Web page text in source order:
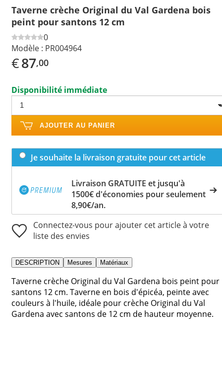
Taverne crèche Original du Val Gardena bois
peint pour santons 12 cm
0
Modèle : PR004964
€87,00
Disponibilité immédiate
AJOUTER AU PANIER
Je souhaite la livraison gratuite pour cet article
Livraison GRATUITE et jusqu'à
1500€ d'économies pour seulement
8,90€/an.
Connectez-vous pour ajouter cet article à votre
liste des envies
DESCRIPTION Mesures Matériaux
Taverne crèche Original du Val Gardena bois peint pour
santons 12 cm. Taverne en bois d'épicéa, peinte avec
couleurs à l'huile, idéale pour crèche Original du Val
Gardena avec santons de 12 cm de hauteur moyenne.